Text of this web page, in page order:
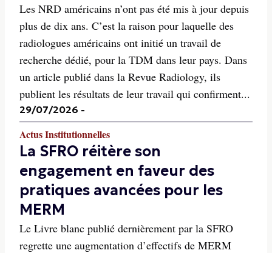
Les NRD américains n’ont pas été mis à jour depuis
plus de dix ans. C’est la raison pour laquelle des
radiologues américains ont initié un travail de
recherche dédié, pour la TDM dans leur pays. Dans
un article publié dans la Revue Radiology, ils
publient les résultats de leur travail qui confirment...
29/07/2026 -
Actus Institutionnelles
La SFRO réitère son
engagement en faveur des
pratiques avancées pour les
MERM
Le Livre blanc publié dernièrement par la SFRO
regrette une augmentation d’effectifs de MERM